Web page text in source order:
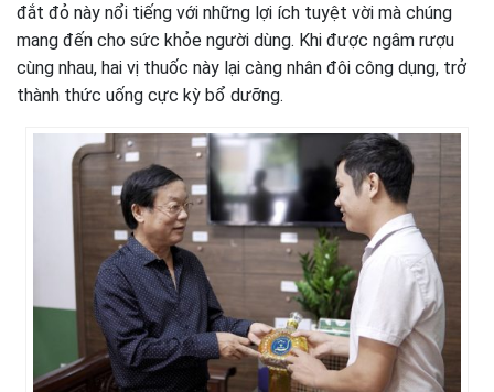
đắt đỏ này nổi tiếng với những lợi ích tuyệt vời mà chúng
mang đến cho sức khỏe người dùng. Khi được ngâm rượu
cùng nhau, hai vị thuốc này lại càng nhân đôi công dụng, trở
thành thức uống cực kỳ bổ dưỡng.